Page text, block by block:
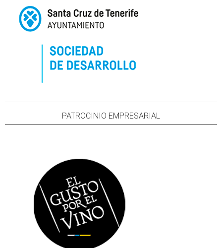
PATROCINIO EMPRESARIAL